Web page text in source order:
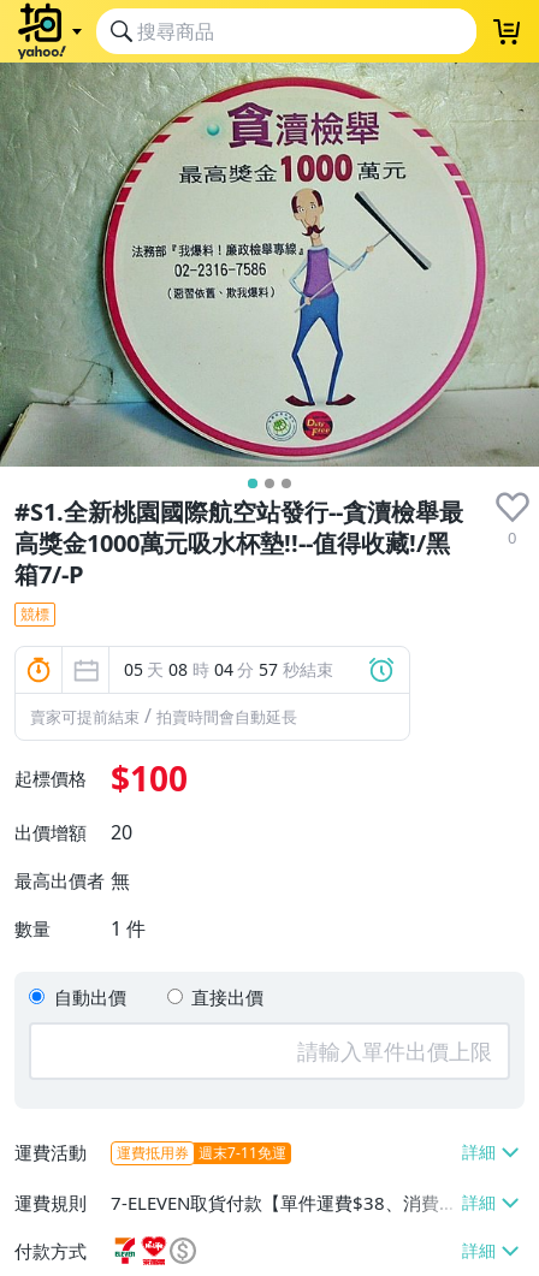
#S1.全新桃園國際航空站發行--貪瀆檢舉最
高獎金1000萬元吸水杯墊!!--值得收藏!/黑
箱7/-P
0
競標
05 天 08 時 04分 56 秒結束
賣家可提前結束 / 拍賣時間會自動延長
起標價格 $100
出價增額 20
最高出價者 無
數量 1 件
自動出價 直接出價
運費活動 運費抵用券 週末7-11免運
運費規則
7-ELEVEN取貨付款【單件運費$38、消費滿
$2000免運費】、萊爾富取貨付款【單件運
費$60、消費滿$2000免運費】、郵局掛號
付款方式